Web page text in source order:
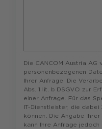
Die CANCOM Austria AG
personenbezogenen
Ihrer Anfrage. Die
Abs. 1 lit. b DSGVO zur
einer Anfrage. Für das
IT-Dienstleister, die
können. Die Angabe
kann Ihre Anfrage